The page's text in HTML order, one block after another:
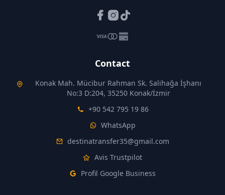
Contact
Konak Mah. Mücibur Rahman Sk. Salihağa İşhanı
No:3 D:204, 35250 Konak/İzmir
+90 542 795 19 86
WhatsApp
destinatransfer35@gmail.com
Avis Trustpilot
Profil Google Business